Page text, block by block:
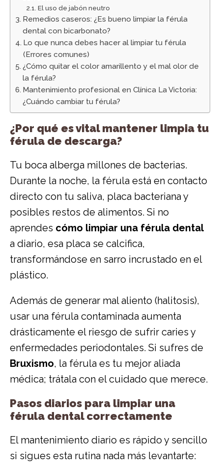
El uso de jabón neutro
Remedios caseros: ¿Es bueno limpiar la férula
dental con bicarbonato?
Lo que nunca debes hacer al limpiar tu férula
(Errores comunes)
¿Cómo quitar el color amarillento y el mal olor de
la férula?
Mantenimiento profesional en Clínica La Victoria:
¿Cuándo cambiar tu férula?
¿Por qué es vital mantener limpia tu
férula de descarga?
Tu boca alberga millones de bacterias.
Durante la noche, la férula está en contacto
directo con tu saliva, placa bacteriana y
posibles restos de alimentos. Si no
aprendes cómo limpiar una férula dental
a diario, esa placa se calcifica,
transformándose en sarro incrustado en el
plástico.
Además de generar mal aliento (halitosis),
usar una férula contaminada aumenta
drásticamente el riesgo de sufrir caries y
enfermedades periodontales. Si sufres de
Bruxismo, la férula es tu mejor aliada
médica; trátala con el cuidado que merece.
Pasos diarios para limpiar una
férula dental correctamente
El mantenimiento diario es rápido y sencillo
si sigues esta rutina nada más levantarte: